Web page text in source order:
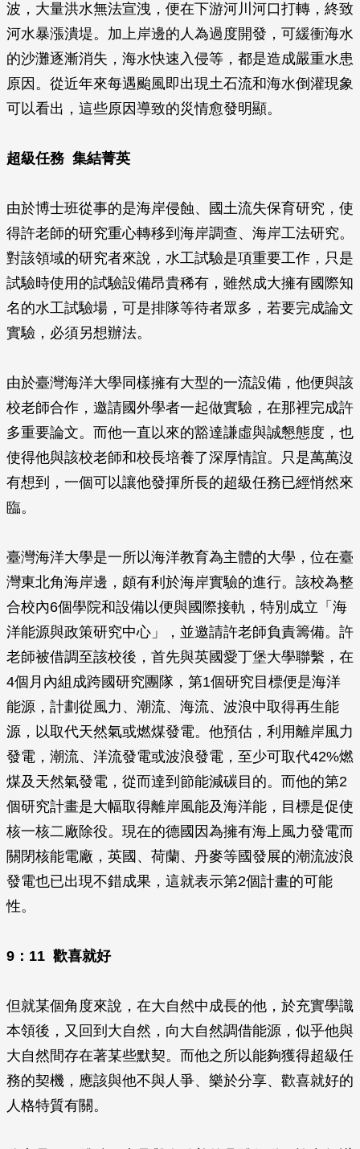
波，大量洪水無法宣洩，便在下游河川河口打轉，終致
河水暴漲潰堤。加上岸邊的人為過度開發，可緩衝海水
的沙灘逐漸消失，海水快速入侵等，都是造成嚴重水患
原因。從近年來每遇颱風即出現土石流和海水倒灌現象
可以看出，這些原因導致的災情愈發明顯。
超級任務 集結菁英
由於博士班從事的是海岸侵蝕、國土流失保育研究，使
得許老師的研究重心轉移到海岸調查、海岸工法研究。
對該領域的研究者來說，水工試驗是項重要工作，只是
試驗時使用的試驗設備昂貴稀有，雖然成大擁有國際知
名的水工試驗場，可是排隊等待者眾多，若要完成論文
實驗，必須另想辦法。
由於臺灣海洋大學同樣擁有大型的一流設備，他便與該
校老師合作，邀請國外學者一起做實驗，在那裡完成許
多重要論文。而他一直以來的豁達謙虛與誠懇態度，也
使得他與該校老師和校長培養了深厚情誼。只是萬萬沒
有想到，一個可以讓他發揮所長的超級任務已經悄然來
臨。
臺灣海洋大學是一所以海洋教育為主體的大學，位在臺
灣東北角海岸邊，頗有利於海岸實驗的進行。該校為整
合校內6個學院和設備以便與國際接軌，特別成立「海
洋能源與政策研究中心」，並邀請許老師負責籌備。許
老師被借調至該校後，首先與英國愛丁堡大學聯繫，在
4個月內組成跨國研究團隊，第1個研究目標便是海洋
能源，計劃從風力、潮流、海流、波浪中取得再生能
源，以取代天然氣或燃煤發電。他預估，利用離岸風力
發電，潮流、洋流發電或波浪發電，至少可取代42%燃
煤及天然氣發電，從而達到節能減碳目的。而他的第2
個研究計畫是大幅取得離岸風能及海洋能，目標是促使
核一核二廠除役。現在的德國因為擁有海上風力發電而
關閉核能電廠，英國、荷蘭、丹麥等國發展的潮流波浪
發電也已出現不錯成果，這就表示第2個計畫的可能
性。
9 ：11 歡喜就好
但就某個角度來說，在大自然中成長的他，於充實學識
本領後，又回到大自然，向大自然調借能源，似乎他與
大自然間存在著某些默契。而他之所以能夠獲得超級任
務的契機，應該與他不與人爭、樂於分享、歡喜就好的
人格特質有關。